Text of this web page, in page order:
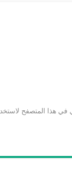
في هذا المتصفح